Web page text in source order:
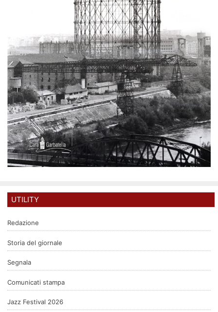
UTILITY
Redazione
Storia del giornale
Segnala
Comunicati stampa
Jazz Festival 2026